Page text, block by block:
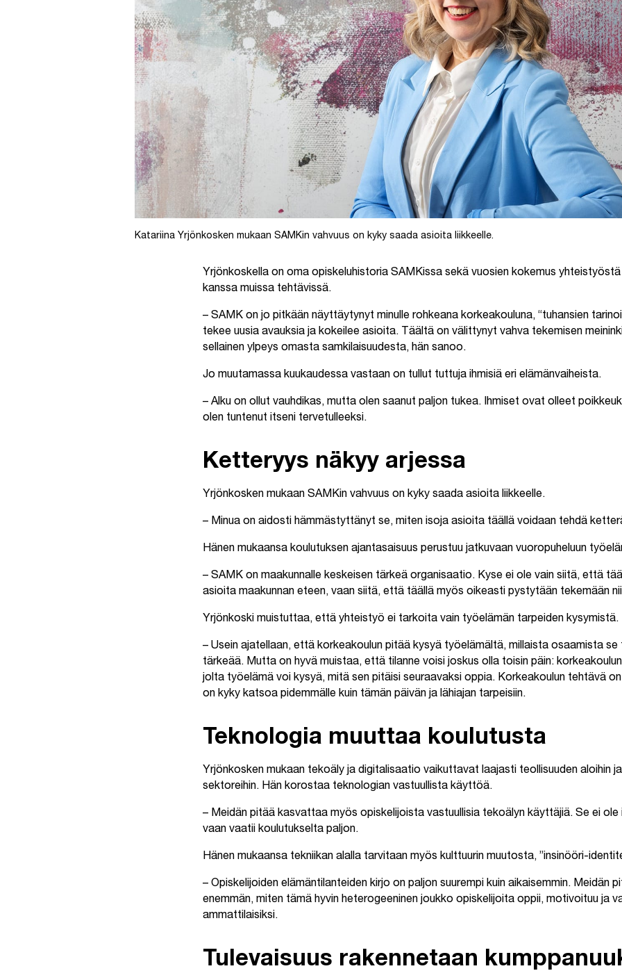
Katariina Yrjönkosken mukaan SAMKin vahvuus on kyky saada asioita liikkeelle.
Yrjönkoskella on oma opiskeluhistoria SAMKissa sekä vuosien kokemus
kanssa muissa tehtävissä.
– SAMK on jo pitkään näyttäytynyt minulle rohkeana korkeakouluna, “tuhansien
tekee uusia avauksia ja kokeilee asioita. Täältä on välittynyt vahva tekemisen
sellainen ylpeys omasta samkilaisuudesta, hän sanoo.
Jo muutamassa kuukaudessa vastaan on tullut tuttuja ihmisiä eri elämänvaiheista.
– Alku on ollut vauhdikas, mutta olen saanut paljon tukea. Ihmiset ovat olleet
olen tuntenut itseni tervetulleeksi.
Ketteryys näkyy arjessa
Yrjönkosken mukaan SAMKin vahvuus on kyky saada asioita liikkeelle.
– Minua on aidosti hämmästyttänyt se, miten isoja asioita täällä voidaan tehdä
Hänen mukaansa koulutuksen ajantasaisuus perustuu jatkuvaan vuoropuheluun
– SAMK on maakunnalle keskeisen tärkeä organisaatio. Kyse ei ole vain siitä, että
asioita maakunnan eteen, vaan siitä, että täällä myös oikeasti pystytään tekemään
Yrjönkoski muistuttaa, että yhteistyö ei tarkoita vain työelämän tarpeiden kysymistä.
– Usein ajatellaan, että korkeakoulun pitää kysyä työelämältä, millaista osaamista se
tärkeää. Mutta on hyvä muistaa, että tilanne voisi joskus olla toisin päin:
jolta työelämä voi kysyä, mitä sen pitäisi seuraavaksi oppia. Korkeakoulun tehtävä
on kyky katsoa pidemmälle kuin tämän päivän ja lähiajan tarpeisiin.
Teknologia muuttaa koulutusta
Yrjönkosken mukaan tekoäly ja digitalisaatio vaikuttavat laajasti teollisuuden aloihin
sektoreihin. Hän korostaa teknologian vastuullista käyttöä.
– Meidän pitää kasvattaa myös opiskelijoista vastuullisia tekoälyn käyttäjiä. Se ei
vaan vaatii koulutukselta paljon.
Hänen mukaansa tekniikan alalla tarvitaan myös kulttuurin muutosta, ”insinööri-
– Opiskelijoiden elämäntilanteiden kirjo on paljon suurempi kuin aikaisemmin. Meidän
enemmän, miten tämä hyvin heterogeeninen joukko opiskelijoita oppii, motivoituu ja
ammattilaisiksi.
Tulevaisuus rakennetaan